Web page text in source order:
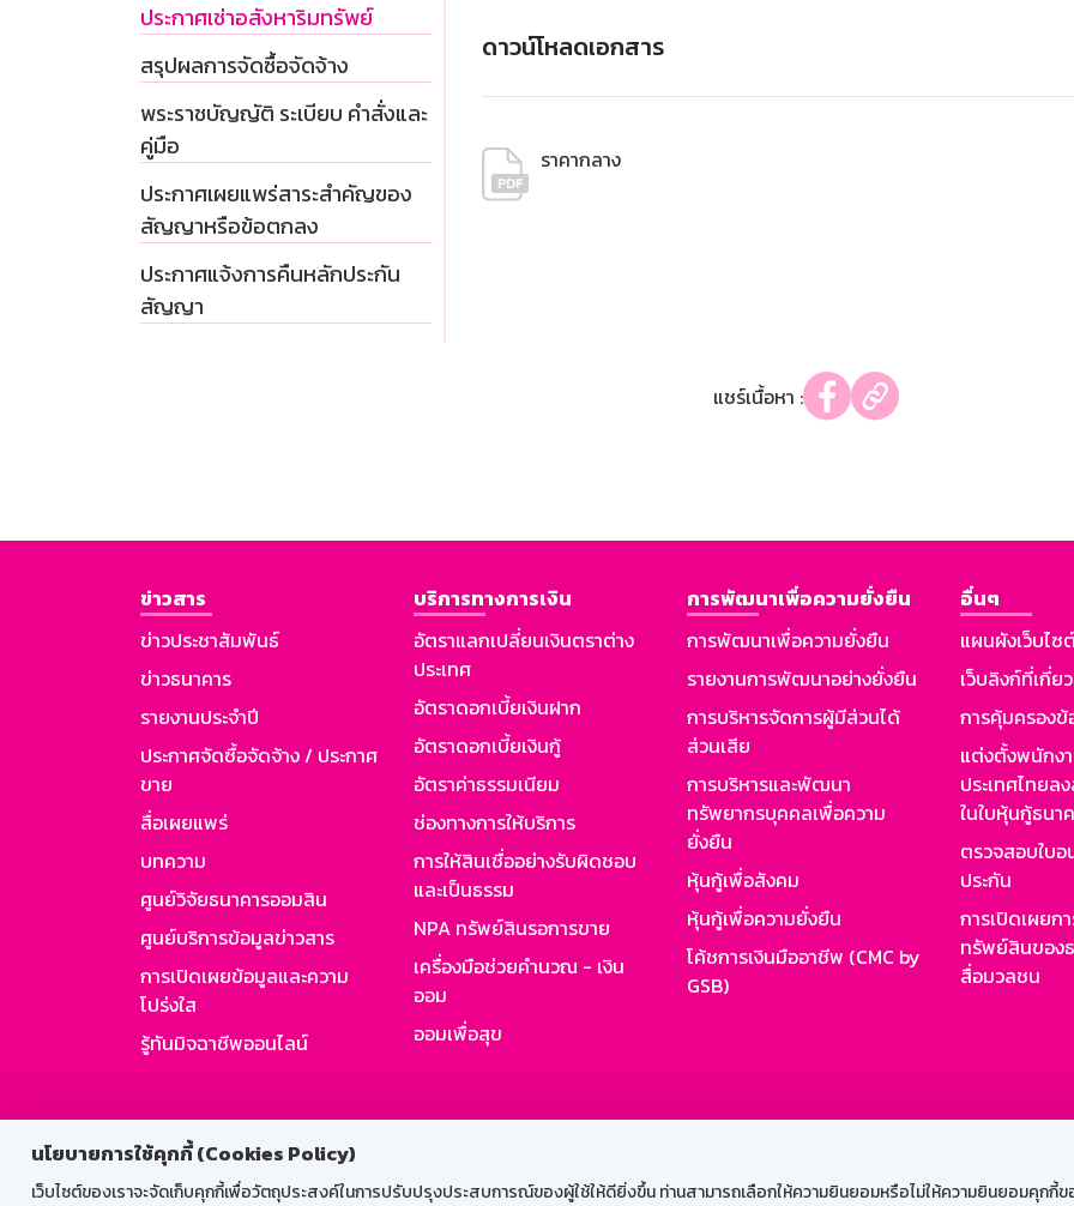
นโยบายการใช้คุกกี้ (Cookies Policy)
เว็บไซต์ของเราจะจัดเก็บคุกกี้เพื่อวัตถุประสงค์ในการปรับปรุงประสบการณ์ของผู้ใช้ให้ดียิ่งขึ้น ท่านสามารถเลือกให้ความยินยอมหรือไม่ให้ความยินยอมคุกกี้ข
ประกาศเช่าอสังหาริมทรัพย์
สรุปผลการจัดซื้อจัดจ้าง
พระราชบัญญัติ ระเบียบ คำสั่งและ
คู่มือ
ประกาศเผยแพร่สาระสำคัญของ
สัญญาหรือข้อตกลง
ประกาศแจ้งการคืนหลักประกัน
สัญญา
ดาวน์โหลดเอกสาร
ราคากลาง
แชร์เนื้อหา :
ข่าวสาร
ข่าวประชาสัมพันธ์
ข่าวธนาคาร
รายงานประจำปี
ประกาศจัดซื้อจัดจ้าง / ประกาศ
ขาย
สื่อเผยแพร่
บทความ
ศูนย์วิจัยธนาคารออมสิน
ศูนย์บริการข้อมูลข่าวสาร
การเปิดเผยข้อมูลและความ
โปร่งใส
รู้ทันมิจฉาชีพออนไลน์
บริการทางการเงิน
อัตราแลกเปลี่ยนเงินตราต่าง
ประเทศ
อัตราดอกเบี้ยเงินฝาก
อัตราดอกเบี้ยเงินกู้
อัตราค่าธรรมเนียม
ช่องทางการให้บริการ
การให้สินเชื่ออย่างรับผิดชอบ
และเป็นธรรม
NPA ทรัพย์สินรอการขาย
เครื่องมือช่วยคำนวณ - เงิน
ออม
ออมเพื่อสุข
การพัฒนาเพื่อความยั่งยืน
การพัฒนาเพื่อความยั่งยืน
รายงานการพัฒนาอย่างยั่งยืน
การบริหารจัดการผู้มีส่วนได้
ส่วนเสีย
การบริหารและพัฒนา
ทรัพยากรบุคคลเพื่อความ
ยั่งยืน
หุ้นกู้เพื่อสังคม
หุ้นกู้เพื่อความยั่งยืน
โค้ชการเงินมืออาชีพ (CMC by
GSB)
อื่นๆ
แผนผังเว็บไซ
เว็บลิงก์ที่เกี่ย
การคุ้มครอง
แต่งตั้งพนักง
ประเทศไทยล
ในใบหุ้นกู้ธนา
ตรวจสอบใบ
ประกัน
การเปิดเผยก
ทรัพย์สินของ
สื่อมวลชน